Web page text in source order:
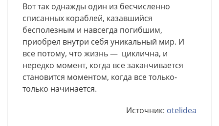
Вот так однажды один из бесчисленно
списанных кораблей, казавшийся
бесполезным и навсегда погибшим,
приобрел внутри себя уникальный мир. И
все потому, что жизнь — циклична, и
нередко момент, когда все заканчивается
становится моментом, когда все только-
только начинается.
Источник: otelidea